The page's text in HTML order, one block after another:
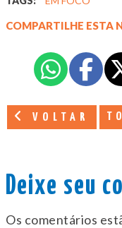
COMPARTILHE ESTA
VOLTAR
Deixe seu
Os comentários